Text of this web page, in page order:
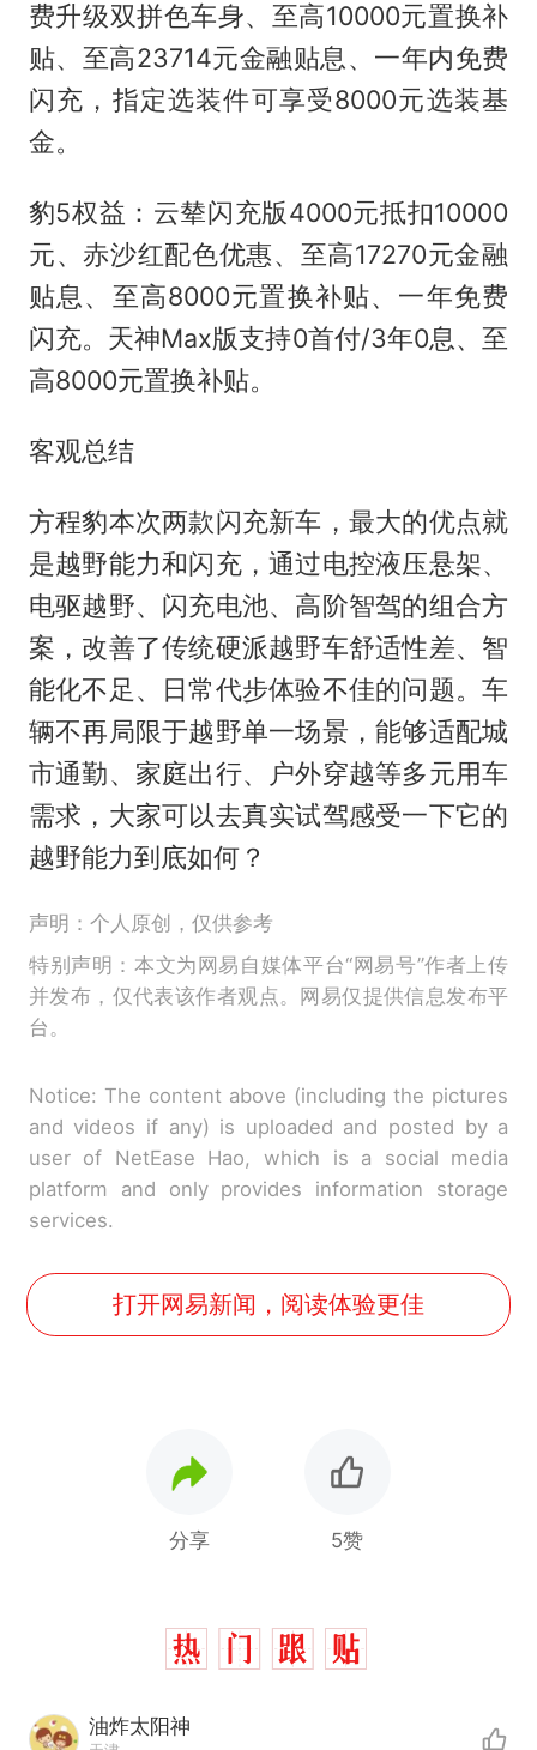
费升级双拼色车身、至高10000元置换补
贴、至高23714元金融贴息、一年内免费
闪充，指定选装件可享受8000元选装基
金。
豹5权益：云辇闪充版4000元抵扣10000
元、赤沙红配色优惠、至高17270元金融
贴息、至高8000元置换补贴、一年免费
闪充。天神Max版支持0首付/3年0息、至
高8000元置换补贴。
客观总结
方程豹本次两款闪充新车，最大的优点就
是越野能力和闪充，通过电控液压悬架、
电驱越野、闪充电池、高阶智驾的组合方
案，改善了传统硬派越野车舒适性差、智
能化不足、日常代步体验不佳的问题。车
辆不再局限于越野单一场景，能够适配城
市通勤、家庭出行、户外穿越等多元用车
需求，大家可以去真实试驾感受一下它的
越野能力到底如何？
声明：个人原创，仅供参考
特别声明：本文为网易自媒体平台“网易号”作者上传
并发布，仅代表该作者观点。网易仅提供信息发布平
台。
Notice: The content above (including the pictures
and videos if any) is uploaded and posted by a
user of NetEase Hao, which is a social media
platform and only provides information storage
services.
打开网易新闻，阅读体验更佳
分享 5赞
油炸太阳神